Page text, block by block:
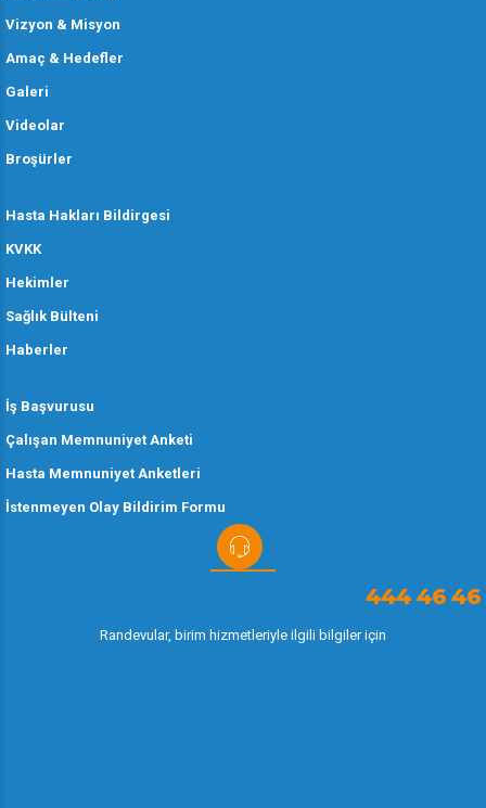
Vizyon & Misyon
Amaç & Hedefler
Galeri
Videolar
Broşürler
Hasta Hakları Bildirgesi
KVKK
Hekimler
Sağlık Bülteni
Haberler
İş Başvurusu
Çalışan Memnuniyet Anketi
Hasta Memnuniyet Anketleri
İstenmeyen Olay Bildirim Formu
444 46 46
Randevular, birim hizmetleriyle ilgili bilgiler için